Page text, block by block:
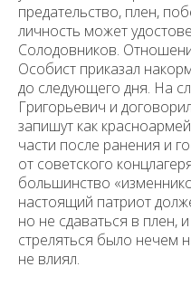
предательство, плен,
личность может
Солодовников.
Особист приказал
до следующего дня. На
Григорьевич и
запишут как
части после ранения и
от советского
большинство
настоящий патриот
но не сдаваться в плен,
стреляться было нечем
не влиял.